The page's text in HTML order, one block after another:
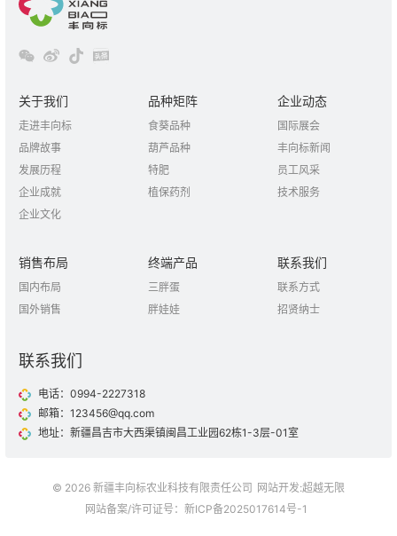
关于我们
走进丰向标
品牌故事
发展历程
企业成就
企业文化
品种矩阵
食葵品种
葫芦品种
特肥
植保药剂
企业动态
国际展会
丰向标新闻
员工风采
技术服务
销售布局
国内布局
国外销售
终端产品
三胖蛋
胖娃娃
联系我们
联系方式
招贤纳士
联系我们
电话：0994-2227318
邮箱：123456@qq.com
地址：新疆昌吉市大西渠镇闽昌工业园62栋1-3层-01室
© 2026 新疆丰向标农业科技有限责任公司 网站开发:超越无限
网站备案/许可证号： 新ICP备2025017614号-1